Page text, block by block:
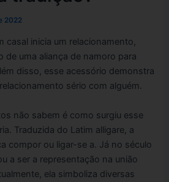
2022
casal inicia um relacionamento,
de uma aliança de namoro para
disso, esse acessório demonstra
sério com alguém.
não sabem é como surgiu esse
Traduzida do Latim alligare, a
compor ou ligar-se a. Já no século
a ser a representação na união
ela simboliza diversas